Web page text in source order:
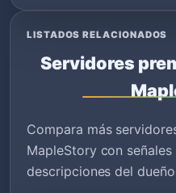
LISTADOS RELACIONADOS
Servidores
Compara más
MapleStory con
descripciones del